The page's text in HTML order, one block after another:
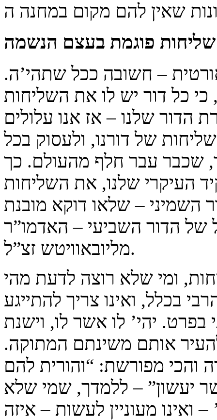
שליחות פוגמת בעצם הנשמה
– חשובה ככל שתהי’ה.
כל דור יש לו את השליחות
הדור שלנו – אז אנו עלולים
של דורנו, ולעסוק בכל
שכבר עבר חלף מהעולם. כך
העיקרי שלנו, את השליחות
השמיני – שלאו דוקא מובנת
של הדור השביעי – האדמו”ר
מליובאוויטש זצ”ל.
ומי שלא רוצה לדעת מהי
בכלל, ואינו צריך להתייגע
יהי’ לו אשר לו, וישנת
אותם משינתם המתוקה.
והכי מפורשת: “והורית להם
יעשון” – ללמדך, שמי שלא
ואינו מעוניין לעשות – איזה